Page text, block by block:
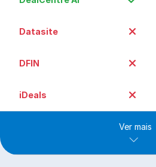
Ver mais